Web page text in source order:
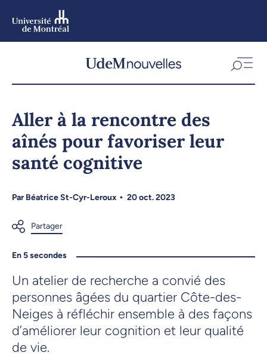
Aller à la rencontre des
aînés pour favoriser leur
santé cognitive
ParBéatrice St-Cyr-Leroux 20 oct. 2023
En 5 secondes
Un atelier de recherche a convié des
personnes âgées du quartier Côte-des-
Neiges à réfléchir ensemble à des façons
d’améliorer leur cognition et leur qualité
de vie.